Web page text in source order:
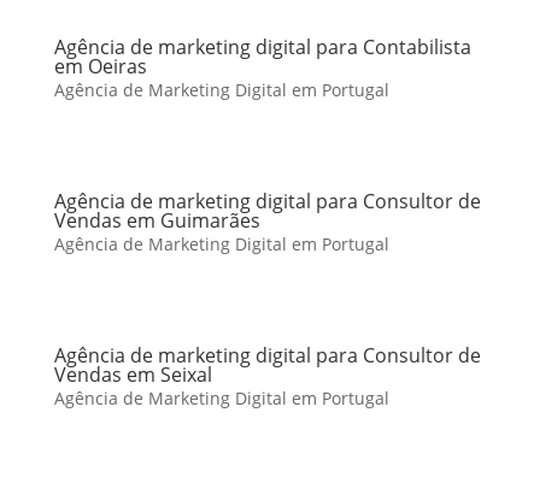
Agência de marketing digital para Contabilista
em Oeiras
Agência de Marketing Digital em Portugal
Agência de marketing digital para Consultor de
Vendas em Guimarães
Agência de Marketing Digital em Portugal
Agência de marketing digital para Consultor de
Vendas em Seixal
Agência de Marketing Digital em Portugal